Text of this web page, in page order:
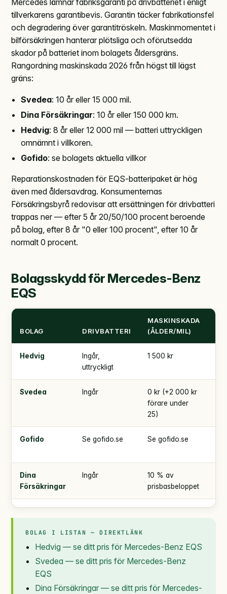
Mercedes lämnar fabriksgaranti på drivbatteriet i enligt
tillverkarens garantibevis. Garantin täcker fabrikationsfel
och degradering över garantitröskeln. Maskinmomentet i
bilförsäkringen hanterar plötsliga och oförutsedda
skador på batteriet inom bolagets åldersgräns.
Rangordning maskinskada 2026 från högst till lägst
gräns:
Svedea: 10 år eller 15 000 mil.
Dina Försäkringar: 10 år eller 150 000 km.
Hedvig: 8 år eller 12 000 mil — batteri uttryckligen
omnämnt i villkoren.
Gofido: se bolagets aktuella villkor
Reparationskostnaden för EQS-batteripaket är hög
även med åldersavdrag. Konsumenternas
Försäkringsbyrå redovisar att ersättningen för drivbatteri
trappas ner — efter 5 år 20/50/100 procent beroende
på bolag, efter 8 år "0 eller 100 procent", efter 10 år
normalt 0 procent.
Bolagsskydd för Mercedes-Benz
EQS
BOLAG DRIVBATTERI
MASKINSKADA
(ÅLDER/MIL)
Hedvig
Ingår,
uttryckligt
1 500 kr
Svedea Ingår
0 kr (+2 000 kr
förare under
25)
Gofido Se gofido.se Se gofido.se
Dina
Försäkringar
Ingår
10 % av
prisbasbeloppet
BOLAG I LISTAN — DIREKTLÄNK
Hedvig — se ditt pris för Mercedes-Benz EQS
Svedea — se ditt pris för Mercedes-Benz
EQS
Dina Försäkringar — se ditt pris för Mercedes-